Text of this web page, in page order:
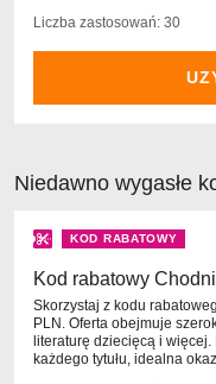
Liczba zastosowań: 30
Niedawno wygasłe
KOD RABATOWY
Kod rabatowy
Skorzystaj z kodu
PLN. Oferta obejmuje
literaturę dziecięcą i
każdego tytułu, idealna